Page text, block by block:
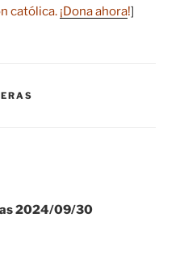
católica. ¡Dona ahora!]
2024/09/30